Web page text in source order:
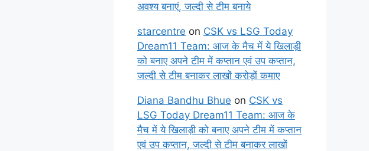
अवश्य बनाएं, जल्दी से टीम बनाये
starcentre on CSK vs LSG Today
Dream11 Team: आज के मैच में ये खिलाड़ी
को बनाए अपने टीम में कप्तान एवं उप कप्तान,
जल्दी से टीम बनाकर लाखों करोड़ों कमाए
Diana Bandhu Bhue on CSK vs
LSG Today Dream11 Team: आज के
मैच में ये खिलाड़ी को बनाए अपने टीम में कप्तान
एवं उप कप्तान, जल्दी से टीम बनाकर लाखों